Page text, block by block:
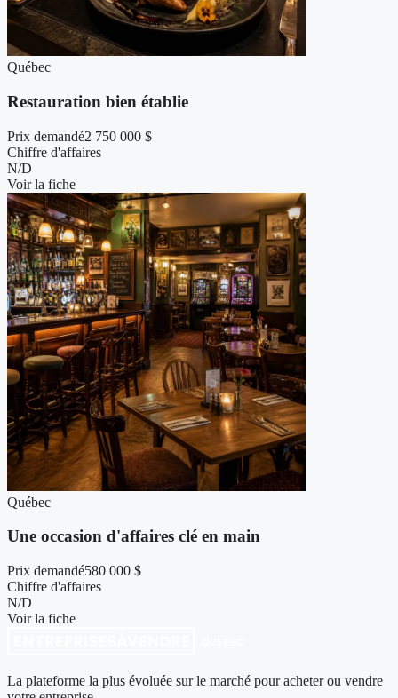
Québec
Restauration bien établie
Prix demandé2 750 000 $
Chiffre d'affaires
N/D
Voir la fiche
Québec
Une occasion d'affaires clé en main
Prix demandé580 000 $
Chiffre d'affaires
N/D
Voir la fiche
La plateforme la plus évoluée sur le marché pour acheter ou vendre